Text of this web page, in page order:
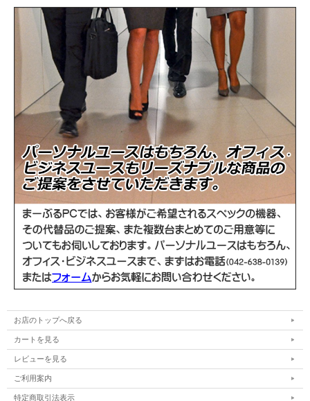
お店のトップへ戻る
カートを見る
レビューを見る
ご利用案内
特定商取引法表示